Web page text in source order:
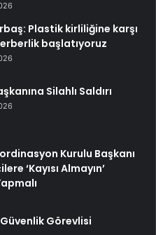
Plastik kirliliğine karşı
başlatıyoruz
Silahlı Saldırı
Kurulu Başkanı
‘Kayısı Almayın’
Görevlisi